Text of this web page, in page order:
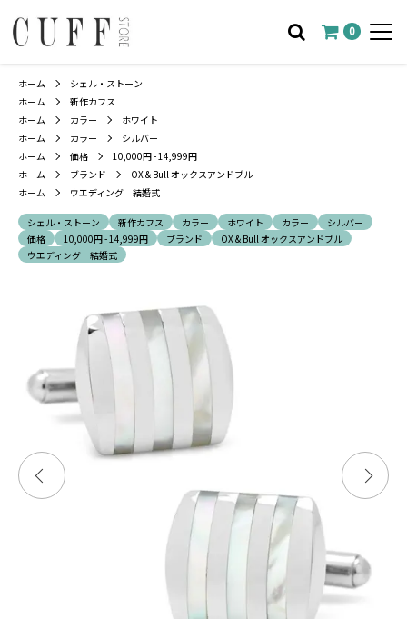
0
ホーム
シェル・ストーン
ホーム
新作カフス
ホーム
カラー
ホワイト
ホーム
カラー
シルバー
ホーム
価格
10,000円 - 14,999円
ホーム
ブランド
OX & Bull オックスアンドブル
ホーム
ウエディング 結婚式
シェル・ストーン 新作カフス カラー ホワイト カラー
シルバー
価格
10,000円 - 14,999円 ブランド
OX & Bull オックスアンドブル
ウエディング 結婚式